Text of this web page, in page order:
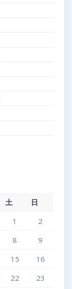
土
日
1
2
8
9
15
16
22
23